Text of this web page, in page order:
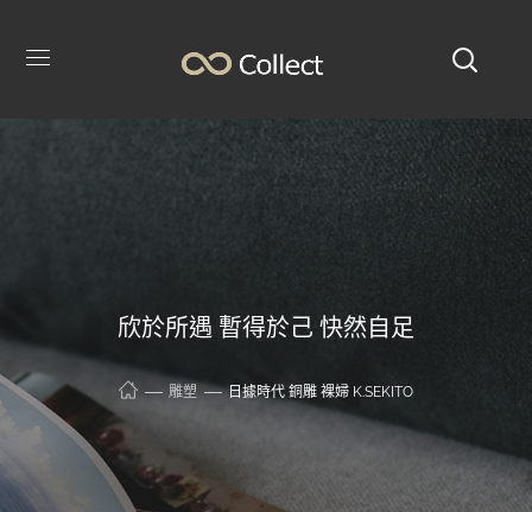
欣於所遇 暫得於己 快然自足
雕塑 日據時代 銅雕 裸婦 K.SEKITO